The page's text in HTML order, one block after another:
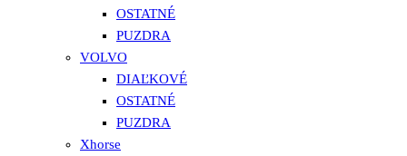
OSTATNÉ
PUZDRA
VOLVO
DIAĽKOVÉ
OSTATNÉ
PUZDRA
Xhorse